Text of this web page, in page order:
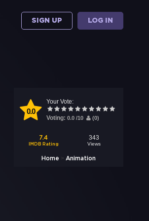
SIGN UP LOG IN
0.0
Your Vote:
Voting: 0.0 /10 (0)
7.4
IMDB Rating
343
Views
Home > Animation